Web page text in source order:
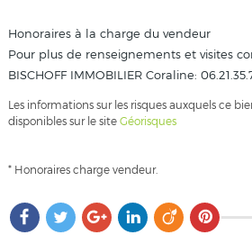
Honoraires à la charge du vendeur
Pour plus de renseignements et visites
BISCHOFF IMMOBILIER Coraline:
Les informations sur les risques auxquels ce
disponibles sur le site Géorisques
* Honoraires charge vendeur.